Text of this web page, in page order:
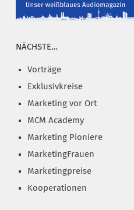
NÄCHSTE…
Vorträge
Exklusivkreise
Marketing vor Ort
MCM Academy
Marketing Pioniere
MarketingFrauen
Marketingpreise
Kooperationen